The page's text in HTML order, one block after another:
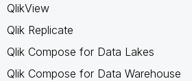
QlikView
Qlik Replicate
Qlik Compose for Data Lakes
Qlik Compose for Data Warehouse